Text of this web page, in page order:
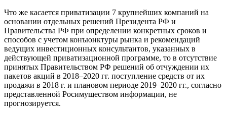
Что же касается приватизации 7 крупнейших компаний на
основании отдельных решений Президента РФ и
Правительства РФ при определении конкретных сроков и
способов с учетом конъюнктуры рынка и рекомендаций
ведущих инвестиционных консультантов, указанных в
действующей приватизационной программе, то в отсутствие
принятых Правительством РФ решений об отчуждении их
пакетов акций в 2018–2020 гг. поступление средств от их
продажи в 2018 г. и плановом периоде 2019–2020 гг., согласно
представленной Росимуществом информации, не
прогнозируется.